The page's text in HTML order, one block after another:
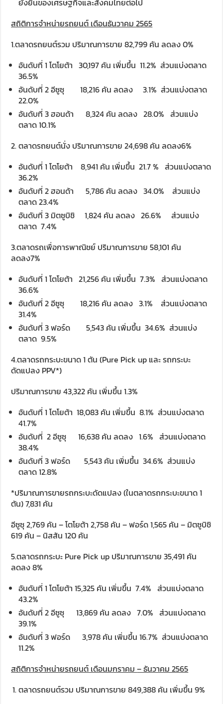
ยั่งยืนของเศรษฐกิจและสังคมไทยต่อไป
สถิติการจำหน่ายรถยนต์ เดือนธันวาคม2565
1.ตลาดรถยนต์รวม ปริมาณการขาย 82,799 คัน ลดลง 0%
อันดับที่ 1 โตโยต้า 30,197 คัน เพิ่มขึ้น 11.2% ส่วนแบ่งตลาด
36.5%
อันดับที่ 2 อีซูซุ 18,216 คัน ลดลง 3.1% ส่วนแบ่งตลาด
22.0%
อันดับที่ 3 ฮอนด้า 8,324 คัน ลดลง 28.0% ส่วนแบ่ง
ตลาด 10.1%
2. ตลาดรถยนต์นั่ง ปริมาณการขาย 24,698 คัน ลดลง6%
อันดับที่ 1 โตโยต้า 8,941 คัน เพิ่มขึ้น 21.7 % ส่วนแบ่งตลาด
36.2%
อันดับที่ 2 ฮอนด้า 5,786 คัน ลดลง 34.0% ส่วนแบ่ง
ตลาด 23.4%
อันดับที่ 3 มิตซูบิชิ 1,824 คัน ลดลง 26.6% ส่วนแบ่ง
ตลาด 7.4%
3.ตลาดรถเพื่อการพาณิชย์ ปริมาณการขาย 58,101 คัน
ลดลง7%
อันดับที่ 1 โตโยต้า 21,256 คัน เพิ่มขึ้น 7.3% ส่วนแบ่งตลาด
36.6%
อันดับที่ 2 อีซูซุ 18,216 คัน ลดลง 3.1% ส่วนแบ่งตลาด
31.4%
อันดับที่ 3 ฟอร์ด 5,543 คัน เพิ่มขึ้น 34.6% ส่วนแบ่ง
ตลาด 9.5%
4.ตลาดรถกระบะขนาด 1 ตัน (Pure Pick up และ รถกระบะ
ดัดแปลง PPV*)
ปริมาณการขาย 43,322 คัน เพิ่มขึ้น 1.3%
อันดับที่ 1 โตโยต้า 18,083 คัน เพิ่มขึ้น 8.1% ส่วนแบ่งตลาด
41.7%
อันดับที่ 2 อีซูซุ 16,638 คัน ลดลง 1.6% ส่วนแบ่งตลาด
38.4%
อันดับที่ 3 ฟอร์ด 5,543 คัน เพิ่มขึ้น 34.6% ส่วนแบ่ง
ตลาด 12.8%
*ปริมาณการขายรถกระบะดัดแปลง (ในตลาดรถกระบะขนาด 1
ตัน) 7,831 คัน
อีซูซุ 2,769 คัน – โตโยต้า 2,758 คัน – ฟอร์ด 1,565 คัน – มิตซูบิชิ
619 คัน – นิสสัน 120 คัน
5.ตลาดรถกระบะ Pure Pick up ปริมาณการขาย 35,491 คัน
ลดลง 8%
อันดับที่ 1 โตโยต้า 15,325 คัน เพิ่มขึ้น 7.4% ส่วนแบ่งตลาด
43.2%
อันดับที่ 2 อีซูซุ 13,869 คัน ลดลง 7.0% ส่วนแบ่งตลาด
39.1%
อันดับที่ 3 ฟอร์ด 3,978 คัน เพิ่มขึ้น 16.7% ส่วนแบ่งตลาด
11.2%
สถิติการจำหน่ายรถยนต์ เดือนมกราคม– ธันวาคม 2565
ตลาดรถยนต์รวม ปริมาณการขาย 849,388 คัน เพิ่มขึ้น 9%